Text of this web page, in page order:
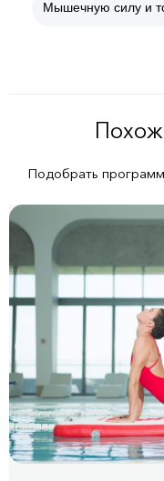
Мышечную силу и
Подобрать